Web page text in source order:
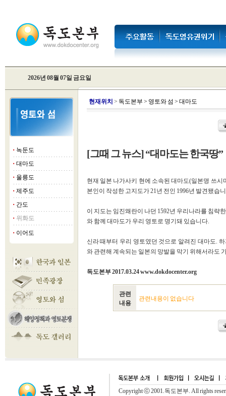
2026년 08월 07일 금요일
■ 녹둔도
■ 대마도
■ 울릉도
■ 제주도
■ 간도
■ 위화도
■ 이어도
현재위치 > 독도본부 > 영토와 섬 > 대마도
[그때 그 뉴스] “대마도는 한국땅
현재 일본 나가사키 현에 소속된 대마도(일본명 쓰
본인이 작성한 고지도가 21년 전인 1996년 발견됐습
이 지도는 임진왜란이 나던 1592년 우리나라를 침략
와 함께 대마도가 우리 영토로 명기돼 있습니다.
신라 때부터 우리 영토였던 것으로 알려진 대마도.
와 관련해 계속되는 일본의 망발을 막기 위해서라도
독도본부 2017.03.24 www.dokdocenter.org
관련
내용
관련내용이 없습니다
Copyright ⓒ 2001.독도본부. All rights